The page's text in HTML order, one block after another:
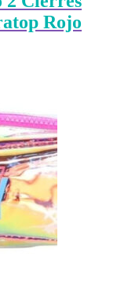
Rojo